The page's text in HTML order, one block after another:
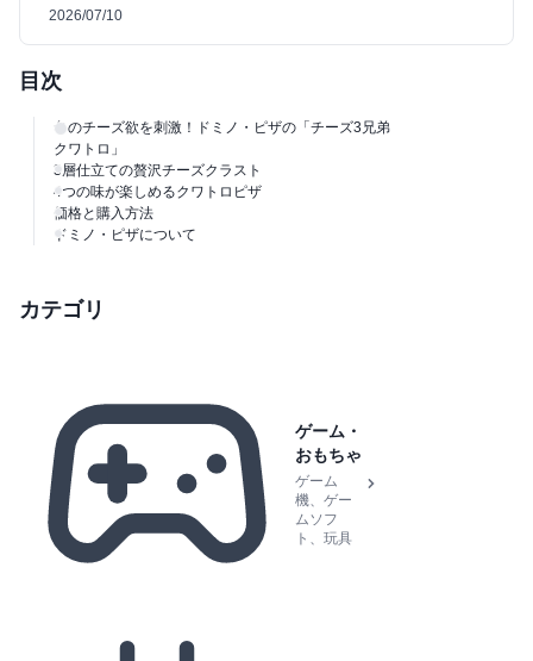
2026/07/10
目次
冬のチーズ欲を刺激！ドミノ・ピザの「チーズ3兄弟
クワトロ」
3層仕立ての贅沢チーズクラスト
4つの味が楽しめるクワトロピザ
価格と購入方法
ドミノ・ピザについて
カテゴリ
ゲーム・
おもちゃ
ゲーム
機、ゲー
ムソフ
ト、玩具